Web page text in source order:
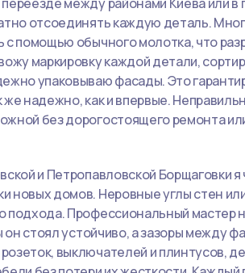
отсоединять каждую деталь.
с помощью обычного молотка, что
маркировку каждой детали,
упаковываю фасады. Это
надежно, как и впервые.
без дорогостоящего ремонта
и Петропавловской Борщаговки я
новых домов. Неровные углы стен
подхода. Профессиональный мастер
он стоял устойчиво, а зазоры между
выключателей и плинтусов,